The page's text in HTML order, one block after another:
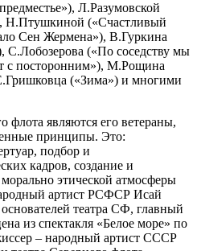
Л.Разумовской
Н.Птушкиной («Счастливый
Сен Жермена»), В.Гуркина
С.Лобозерова («По соседству мы
с посторонним»), М.Рощина
(«Зима») и многими
флота являются его ветераны,
принципы. Это:
подбор и
кадров, создание и
этической атмосферы
артист РСФСР Исай
театра СФ, главный
из спектакля «Белое море» по
– народный артист СССР